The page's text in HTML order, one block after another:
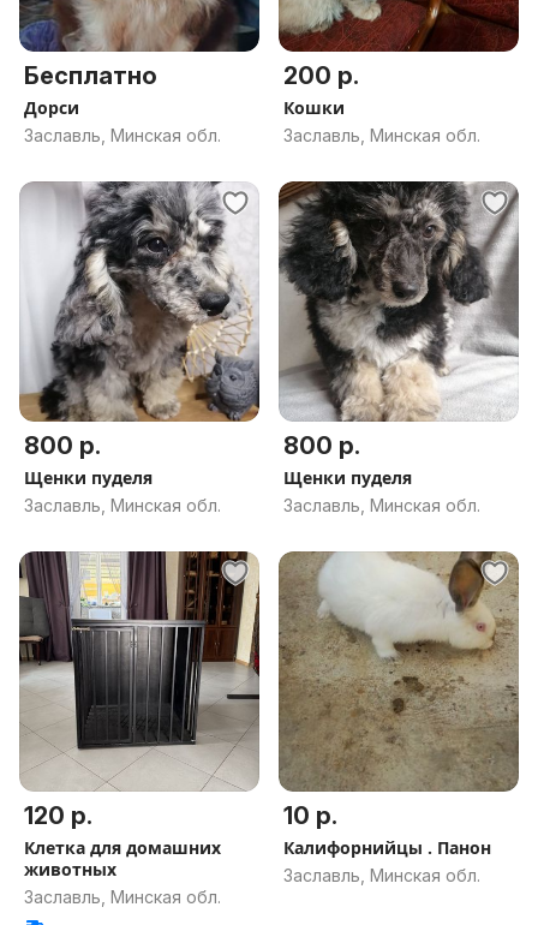
Бесплатно
Дорси
Заславль, Минская обл.
200 р.
Кошки
Заславль, Минская обл.
800 р.
Щенки пуделя
Заславль, Минская обл.
800 р.
Щенки пуделя
Заславль, Минская обл.
120 р.
Клетка для домашних
животных
Заславль, Минская обл.
10 р.
Калифорнийцы . Панон
Заславль, Минская обл.